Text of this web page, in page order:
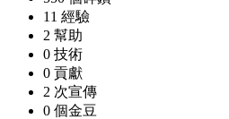
11 經驗
2 幫助
0 技術
0 貢獻
2 次宣傳
0 個金豆